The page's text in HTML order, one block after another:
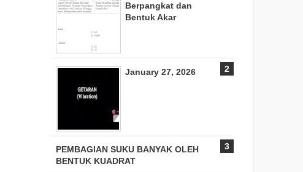
Berpangkat dan
Bentuk Akar
January 27, 2026
PEMBAGIAN SUKU BANYAK OLEH
BENTUK KUADRAT